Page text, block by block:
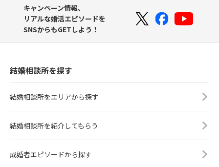
キャンペーン情報、
リアルな婚活エピソードを
SNSからもGETしよう！
結婚相談所を探す
結婚相談所をエリアから探す
結婚相談所を紹介してもらう
成婚者エピソードから探す